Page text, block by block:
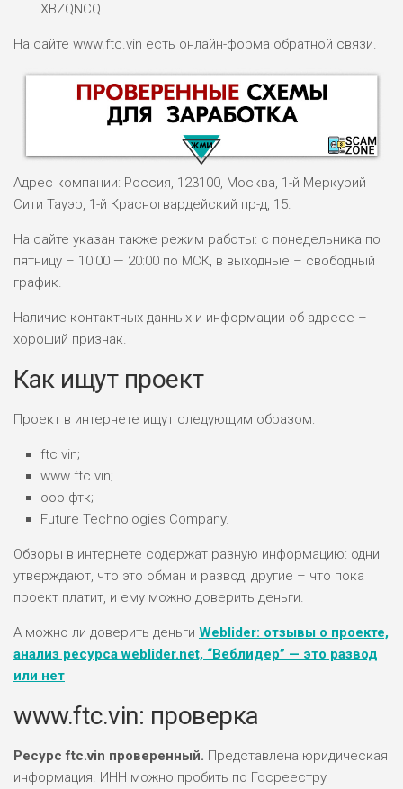
XBZQNCQ
На сайте www.ftc.vin есть онлайн-форма обратной связи.
НАЗВАНИЕ ОБЗОР
ПОДОЙДЕТ
ВСЕМ
ДОХОД: ВЫСОКИЙ
РИСКИ: СРЕДНИЕ
ДОХОД: ВЫСОКИЙ
ПОДОЙДЕТ
ВСЕМ
РИСКИ: НИЗКИЕ
ДОХОД: НИЗКИЙ
БЮДЖЕТ: НИЗКИЙ
ПОДОЙДЕТ
РИСКИ: НИЗКИЕ
Адрес компании: Россия, 123100, Москва, 1-й Меркурий
Сити Тауэр, 1-й Красногвардейский пр-д, 15.
На сайте указан также режим работы: с понедельника по
пятницу – 10:00 — 20:00 по МСК, в выходные – свободный
график.
Наличие контактных данных и информации об адресе –
хороший признак.
Как ищут проект
Проект в интернете ищут следующим образом:
ftc vin;
www ftc vin;
ооо фтк;
Future Technologies Company.
Обзоры в интернете содержат разную информацию: одни
утверждают, что это обман и развод, другие – что пока
проект платит, и ему можно доверить деньги.
А можно ли доверить деньги Weblider: отзывы о проекте,
анализ ресурса weblider.net, “Веблидер” — это развод
или нет
www.ftc.vin: проверка
Ресурс ftc.vin проверенный. Представлена юридическая
информация. ИНН можно пробить по Госреестру